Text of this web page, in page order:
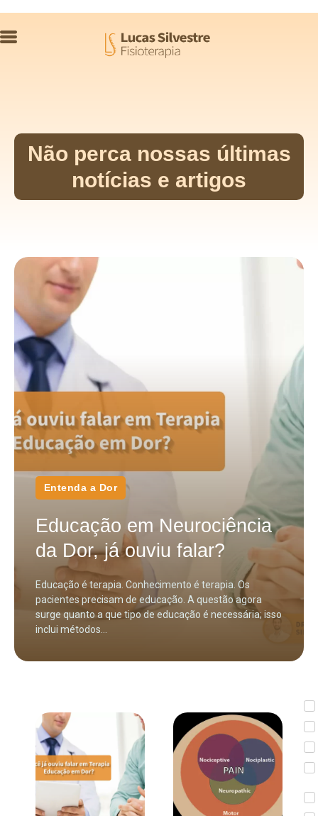
Não perca nossas últimas
notícias e artigos
Entenda a Dor
Educação em Neurociência
da Dor, já ouviu falar?
Educação é terapia. Conhecimento é terapia. Os
pacientes precisam de educação. A questão agora
surge quanto a que tipo de educação é necessária; isso
inclui métodos...